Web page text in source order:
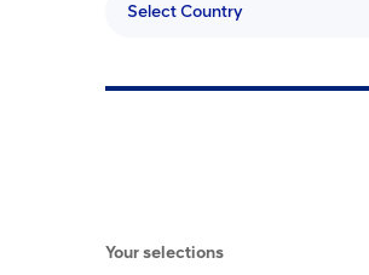
Select Country
Your selections